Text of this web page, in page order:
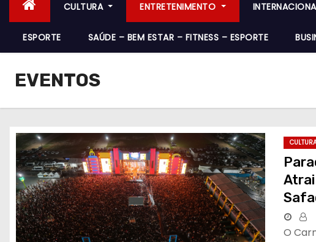
CULTURA ENTRETENIMENTO
ESPORTE SAÚDE – BEM ESTAR – FITNESS – ESPORTE
EVENTOS
O